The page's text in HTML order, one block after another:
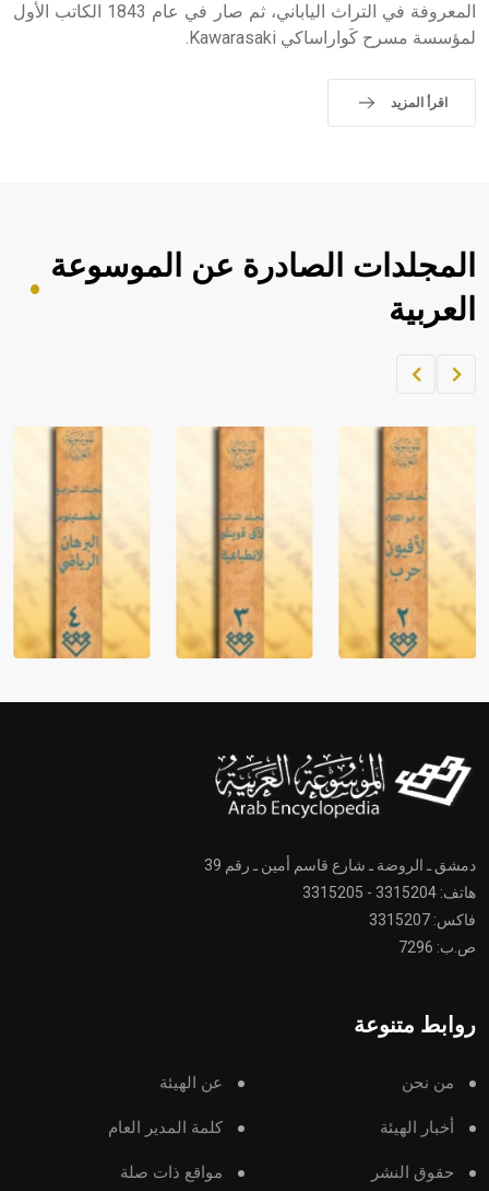
المعروفة في التراث الياباني، ثم صار في عام 1843 الكاتب الأول
لمؤسسة مسرح كَواراساكي Kawarasaki.
اقرأ المزيد
المجلدات الصادرة عن الموسوعة
العربية
دمشق ـ الروضة ـ شارع قاسم أمين ـ رقم 39
هاتف: 3315204 - 3315205
فاكس: 3315207
ص.ب: 7296
روابط متنوعة
من نحن عن الهيئة
أخبار الهيئة كلمة المدير العام
حقوق النشر مواقع ذات صلة